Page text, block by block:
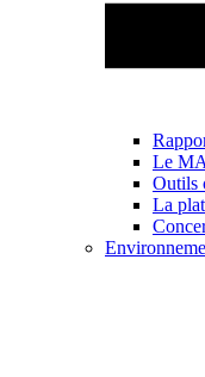
Le
Outils
La